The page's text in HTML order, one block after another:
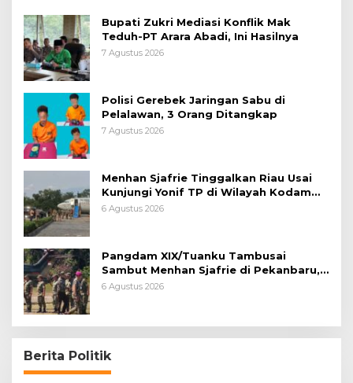
Bupati Zukri Mediasi Konflik Mak
Teduh-PT Arara Abadi, Ini Hasilnya
7 Agustus 2026
Polisi Gerebek Jaringan Sabu di
Pelalawan, 3 Orang Ditangkap
7 Agustus 2026
Menhan Sjafrie Tinggalkan Riau Usai
Kunjungi Yonif TP di Wilayah Kodam
XIX/Tuanku Tambusai
6 Agustus 2026
Pangdam XIX/Tuanku Tambusai
Sambut Menhan Sjafrie di Pekanbaru,
Ada Agenda Penting
6 Agustus 2026
Berita Politik